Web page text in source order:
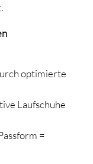
optimierte
Laufschuhe
=